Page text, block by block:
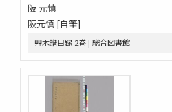
橘黄年譜 3巻
玉機微義 50巻目録1巻
新刻蕐佗内照圖 2巻
怪疾奇方
蛔蟲論
新刻萬氏家傳廣嗣紀要 5巻
新刊外科正宗 4巻
阪 元慎
阪元慎 [自筆]
艸木譜目録 2巻 | 総合図書館